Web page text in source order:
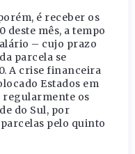
é receber os
deste mês, a tempo
– cujo prazo
parcela se
A crise financeira
Estados em
os
do Sul, por
parcelas pelo quinto